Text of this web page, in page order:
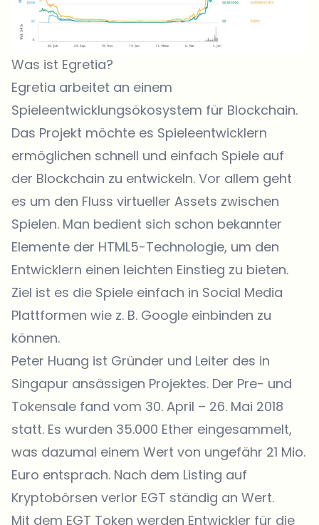
Was ist Egretia?
Egretia arbeitet an einem
Spieleentwicklungsökosystem für Blockchain.
Das Projekt möchte es Spieleentwicklern
ermöglichen schnell und einfach Spiele auf
der Blockchain zu entwickeln. Vor allem geht
es um den Fluss virtueller Assets zwischen
Spielen. Man bedient sich schon bekannter
Elemente der HTML5-Technologie, um den
Entwicklern einen leichten Einstieg zu bieten.
Ziel ist es die Spiele einfach in Social Media
Plattformen wie z. B. Google einbinden zu
können.
Peter Huang ist Gründer und Leiter des in
Singapur ansässigen Projektes. Der Pre- und
Tokensale fand vom 30. April – 26. Mai 2018
statt. Es wurden 35.000 Ether eingesammelt,
was dazumal einem Wert von ungefähr 21 Mio.
Euro entsprach. Nach dem Listing auf
Kryptobörsen verlor EGT ständig an Wert.
Mit dem EGT Token werden Entwickler für die